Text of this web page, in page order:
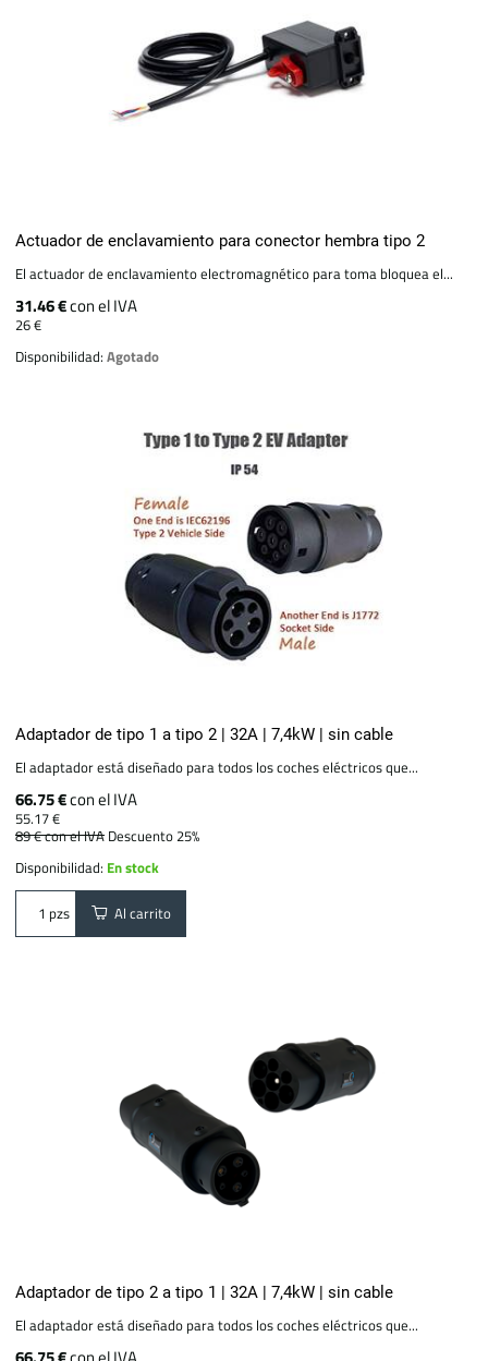
Actuador de enclavamiento para conector hembra tipo 2
El actuador de enclavamiento electromagnético para toma bloquea el...
31.46 €con el IVA
26 €
Disponibilidad:Agotado
Adaptador de tipo 1 a tipo 2 | 32A | 7,4kW | sin cable
El adaptador está diseñado para todos los coches eléctricos que...
66.75 €con el IVA
55.17 €
89 €con el IVA Descuento 25%
Disponibilidad: En stock
pzs Al carrito
Adaptador de tipo 2 a tipo 1 | 32A | 7,4kW | sin cable
El adaptador está diseñado para todos los coches eléctricos que...